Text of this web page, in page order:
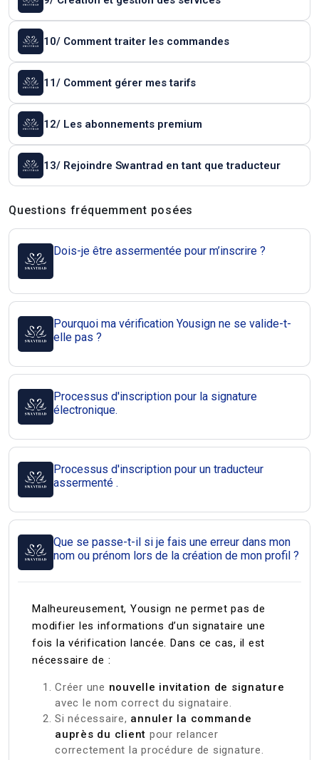
10/ Comment traiter les commandes
11/ Comment gérer mes tarifs
12/ Les abonnements premium
13/ Rejoindre Swantrad en tant que traducteur
Questions et réponses
Questions fréquemment posées
Dois-je être assermentée pour m’inscrire ?
Pourquoi ma vérification Yousign ne se valide-t-
elle pas ?
Processus d'inscription pour la signature
électronique.
Processus d'inscription pour un traducteur
assermenté .
Que se passe-t-il si je fais une erreur dans mon
nom ou prénom lors de la création de mon profil ?
Malheureusement, Yousign ne permet pas de
modifier les informations d’un signataire une
fois la vérification lancée. Dans ce cas, il est
nécessaire de :
Créer une nouvelle invitation de signature
avec le nom correct du signataire.
Si nécessaire, annuler la commande
auprès du client pour relancer
correctement la procédure de signature.